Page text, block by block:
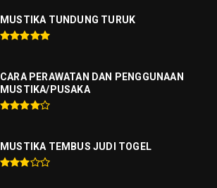
MUSTIKA TUNDUNG TURUK
CARA PERAWATAN DAN PENGGUNAAN
MUSTIKA/PUSAKA
MUSTIKA TEMBUS JUDI TOGEL